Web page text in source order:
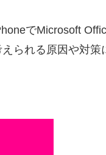
でMicrosoft
られる原因や対策